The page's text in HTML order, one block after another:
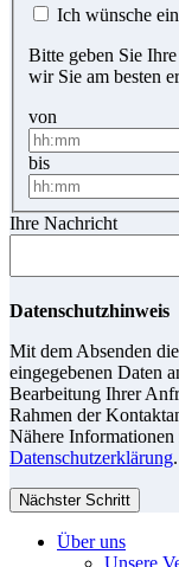
Ich wünsche
Bitte geben Sie
wir Sie am besten
von
bis
Ihre Nachricht
Datenschutzhinweis
Mit dem Absenden
eingegebenen Daten
Bearbeitung Ihrer
Rahmen der
Nähere
Datenschutzerklärung.
Nächster Schritt
Über uns
Unsere